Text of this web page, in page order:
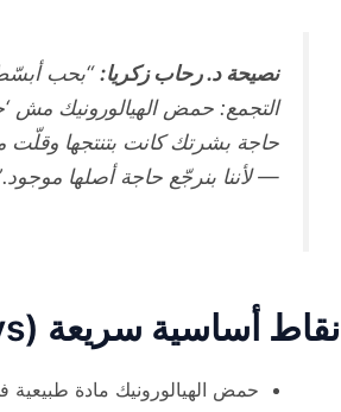
نصيحة د. رحاب زكريا:“بحب أبسّط
التجمع: حمض الهيالورونيك مش
حاجة بشرتك كانت بتنتجها وقلّت
— لأننا بنرجّع حاجة أصلها
نقاط أساسية سريعة (Key Takeaways)
حمض الهيالورونيك مادة طبيعية